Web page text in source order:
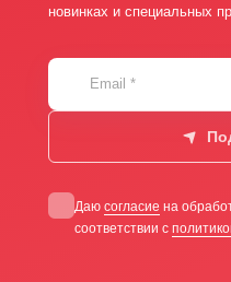
новинках и специальных
Email *
Даю согласие на
соответствии с